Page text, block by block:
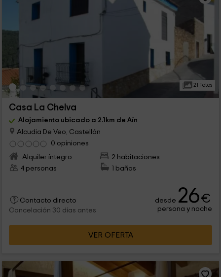
21 Fotos
Casa La Chelva
Alojamiento ubicado a 2.1km de Aín
Alcudia De Veo, Castellón
0 opiniones
Alquiler íntegro
2 habitaciones
4 personas
1 baños
Contacto directo
Cancelación 30 días antes
desde 26€
persona y noche
VER OFERTA